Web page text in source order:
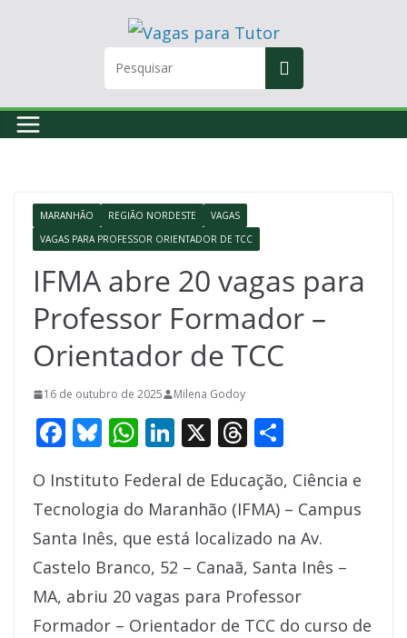
MARANHÃO REGIÃO NORDESTE
VAGAS
VAGAS PARA PROFESSOR ORIENTADOR DE TCC
IFMA abre 20 vagas para
Professor Formador –
Orientador de TCC
16 de outubro de 2025 Milena Godoy
F
e
b
o
o
k
Bl
e
sk
y
W
at
s
A
p
p
Li
k
e
dI
n
X T
re
a
d
s
ar
e
O Instituto Federal de Educação, Ciência e
Tecnologia do Maranhão (IFMA) – Campus
Santa Inês, que está localizado na Av.
Castelo Branco, 52 – Canaã, Santa Inês –
MA, abriu 20 vagas para Professor
Formador – Orientador de TCC do curso de